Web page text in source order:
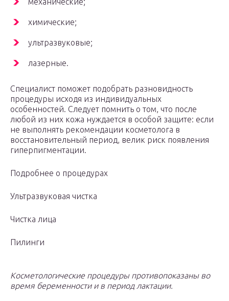
химические;
ультразвуковые;
лазерные.
Специалист поможет подобрать разновидность
процедуры исходя из индивидуальных
особенностей. Следует помнить о том, что после
любой из них кожа нуждается в особой защите: если
не выполнять рекомендации косметолога в
восстановительный период, велик риск появления
гиперпигментации.
Подробнее о процедурах
Ультразвуковая чистка
Чистка лица
Пилинги
Косметологические процедуры противопоказаны во
время беременности и в период лактации.